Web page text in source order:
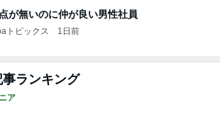
が無いのに仲が良い男性社員
トピックス 1日前
ランキング
ア